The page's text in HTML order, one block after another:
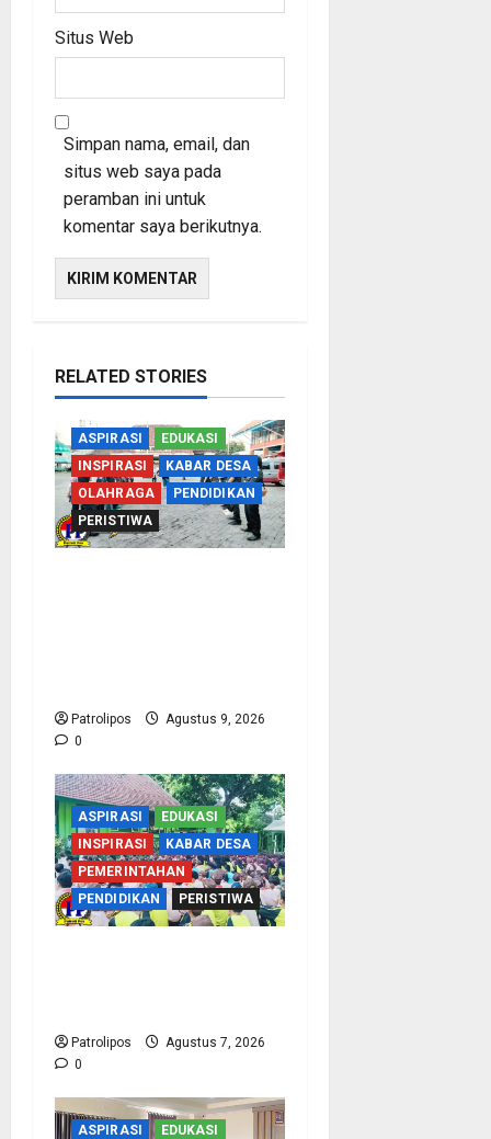
Situs Web
Simpan nama, email, dan
situs web saya pada
peramban ini untuk
komentar saya berikutnya.
RELATED STORIES
ASPIRASI
EDUKASI
INSPIRASI
KABAR DESA
OLAHRAGA
PENDIDIKAN
PERISTIWA
Patrolipos
Agustus 9, 2026
0
ASPIRASI
EDUKASI
INSPIRASI
KABAR DESA
PEMERINTAHAN
PENDIDIKAN
PERISTIWA
Patrolipos
Agustus 7, 2026
0
ASPIRASI
EDUKASI